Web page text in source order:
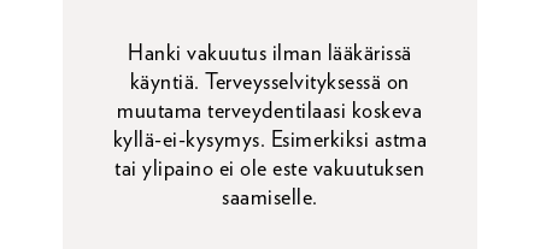
Hanki vakuutus ilman lääkärissä
käyntiä. Terveysselvityksessä on
muutama terveydentilaasi koskeva
kyllä-ei-kysymys. Esimerkiksi astma
tai ylipaino ei ole este vakuutuksen
saamiselle.